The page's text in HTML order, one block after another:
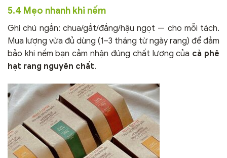
5.4 Mẹo nhanh khi nếm
Ghi chú ngắn: chua/gắt/đắng/hậu ngọt — cho mỗi tách.
Mua lượng vừa đủ dùng (1–3 tháng từ ngày rang) để đảm
bảo khi nếm bạn cảm nhận đúng chất lượng của cà phê
hạt rang nguyên chất.